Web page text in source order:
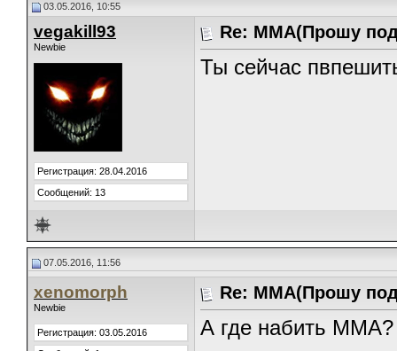
03.05.2016, 10:55
vegakill93
Newbie
Регистрация: 28.04.2016
Сообщений: 13
Re: ММА(Прошу
Ты сейчас
07.05.2016, 11:56
xenomorph
Newbie
Регистрация: 03.05.2016
Re: ММА(Прошу
А где набить ММА?